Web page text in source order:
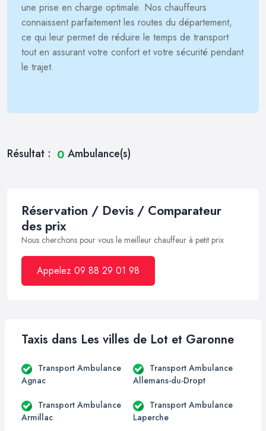
une prise en charge optimale. Nos chauffeurs
connaissent parfaitement les routes du département,
ce qui leur permet de réduire le temps de transport
tout en assurant votre confort et votre sécurité pendant
le trajet.
Résultat : 0 Ambulance(s)
Réservation / Devis / Comparateur
des prix
Nous cherchons pour vous le meilleur chauffeur à petit prix
Appelez 09 88 29 01 98
Taxis dans Les villes de Lot et Garonne
Transport Ambulance
Agnac
Transport Ambulance
Allemans-du-Dropt
Transport Ambulance
Armillac
Transport Ambulance
Laperche